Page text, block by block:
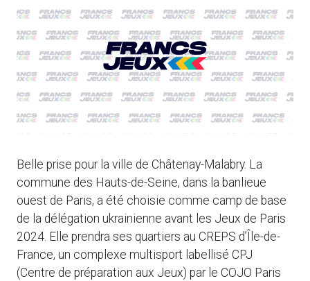
Belle prise pour la ville de Châtenay-Malabry. La
commune des Hauts-de-Seine, dans la banlieue
ouest de Paris, a été choisie comme camp de base
de la délégation ukrainienne avant les Jeux de Paris
2024. Elle prendra ses quartiers au CREPS d’Île-de-
France, un complexe multisport labellisé CPJ
(Centre de préparation aux Jeux) par le COJO Paris